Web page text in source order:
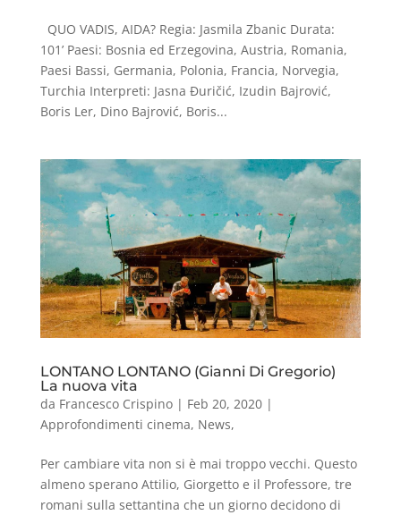
QUO VADIS, AIDA? Regia: Jasmila Zbanic Durata:
101’ Paesi: Bosnia ed Erzegovina, Austria, Romania,
Paesi Bassi, Germania, Polonia, Francia, Norvegia,
Turchia Interpreti: Jasna Ðuričić, Izudin Bajrović,
Boris Ler, Dino Bajrović, Boris...
LONTANO LONTANO (Gianni Di Gregorio)
La nuova vita
da Francesco Crispino| Feb 20, 2020|
Approfondimenti cinema, News,
Per cambiare vita non si è mai troppo vecchi. Questo
almeno sperano Attilio, Giorgetto e il Professore, tre
romani sulla settantina che un giorno decidono di